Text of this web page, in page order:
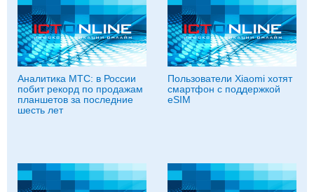
Аналитика МТС: в России
побит рекорд по продажам
планшетов за последние
шесть лет
Пользователи Xiaomi хотят
смартфон с поддержкой
eSIM